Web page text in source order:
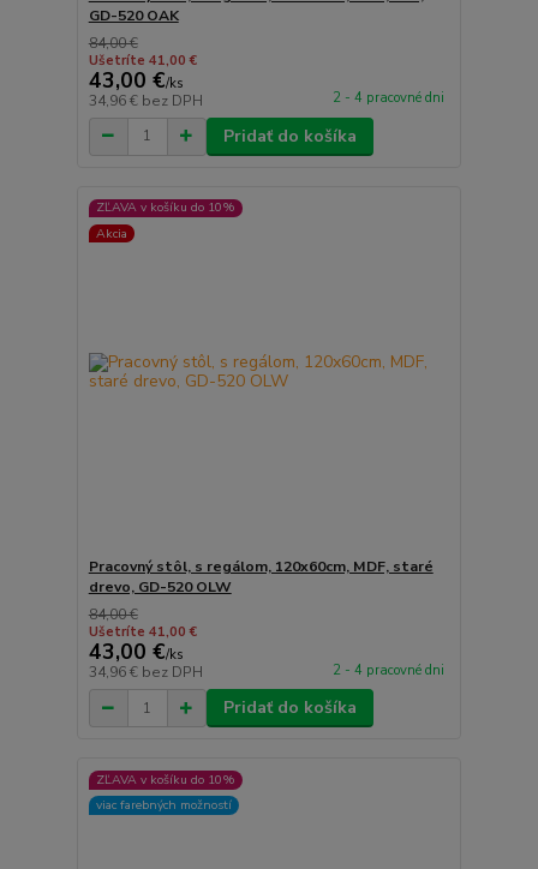
GD-520 OAK
84,00 €
Ušetríte 41,00 €
43,00 €/ks
34,96 € bez DPH 2 - 4 pracovné dni
Pridať do košíka
ZĽAVA v košíku do 10%
Akcia
Pracovný stôl, s regálom, 120x60cm, MDF, staré
drevo, GD-520 OLW
84,00 €
Ušetríte 41,00 €
43,00 €/ks
34,96 € bez DPH 2 - 4 pracovné dni
Pridať do košíka
ZĽAVA v košíku do 10%
viac farebných možností